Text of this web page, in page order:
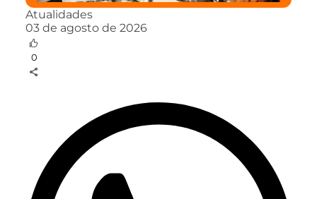
Atualidades
03 de agosto de 2026
0